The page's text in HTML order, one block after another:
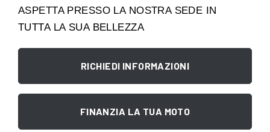
ASPETTA PRESSO LA NOSTRA SEDE IN
TUTTA LA SUA BELLEZZA
RICHIEDI INFORMAZIONI
FINANZIA LA TUA MOTO